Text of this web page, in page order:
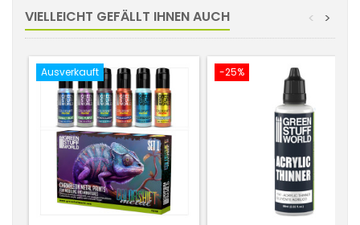
VIELLEICHT GEFÄLLT IHNEN AUCH >
<
Ausverkauft -25%